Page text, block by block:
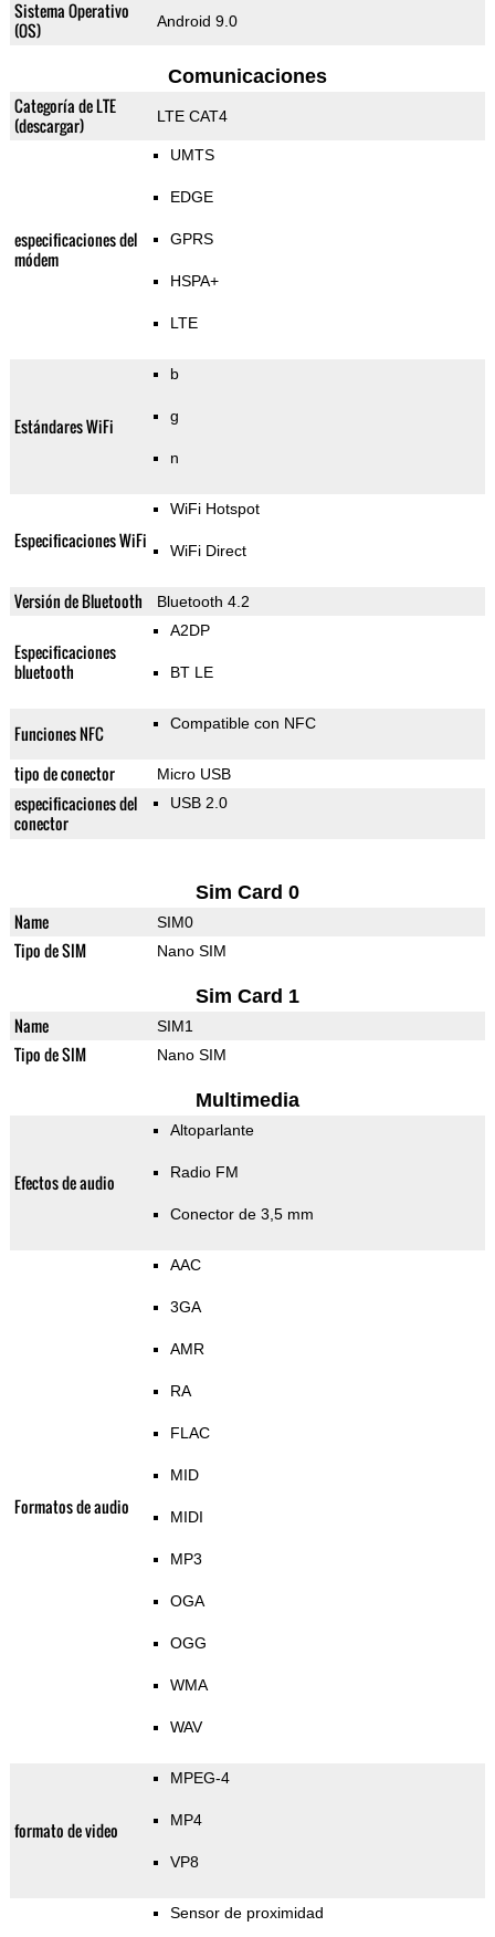
Sistema Operativo
(OS)
Android 9.0
Comunicaciones
Categoría de LTE
(descargar)
LTE CAT4
especificaciones del
módem
UMTS
EDGE
GPRS
HSPA+
LTE
Estándares WiFi
b
g
n
Especificaciones WiFi
WiFi Hotspot
WiFi Direct
Versión de Bluetooth Bluetooth 4.2
Especificaciones
bluetooth
A2DP
BT LE
Funciones NFC Compatible con NFC
tipo de conector Micro USB
especificaciones del
conector
USB 2.0
Sim Card 0
Name SIM0
Tipo de SIM Nano SIM
Sim Card 1
Name SIM1
Tipo de SIM Nano SIM
Multimedia
Efectos de audio
Altoparlante
Radio FM
Conector de 3,5 mm
Formatos de audio
AAC
3GA
AMR
RA
FLAC
MID
MIDI
MP3
OGA
OGG
WMA
WAV
formato de video
MPEG-4
MP4
VP8
Sensor de proximidad